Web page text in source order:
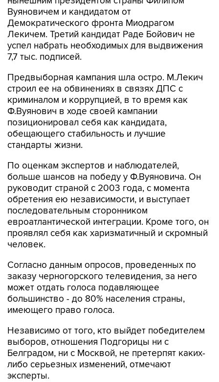
Вуяновичем и кандидатом от
Демократического фронта Миодрагом
Лекичем. Третий кандидат Раде Бойович не
успел набрать необходимых для выдвижения
7,7 тыс. подписей.
Предвыборная кампания шла остро. М.Лекич
строил ее на обвинениях в связях ДПС с
криминалом и коррупцией, в то время как
Ф.Вуянович в ходе своей кампании
позиционировал себя как кандидата,
обещающего стабильность и лучшие
стандарты жизни.
По оценкам экспертов и наблюдателей,
больше шансов на победу у Ф.Вуяновича. Он
руководит страной с 2003 года, с момента
обретения ею независимости, и выступает
последовательным сторонником
евроатлантической интеграции. Кроме того, он
проявлял себя как харизматичный и скромный
человек.
Согласно данным опросов, проведенных по
заказу черногорского телевидения, за него
может отдать голоса подавляющее
большинство - до 80% населения страны,
имеющего право голоса.
Независимо от того, кто выйдет победителем
выборов, отношения Подгорицы ни с
Белградом, ни с Москвой, не претерпят каких-
либо серьезных изменений, отмечают
эксперты.